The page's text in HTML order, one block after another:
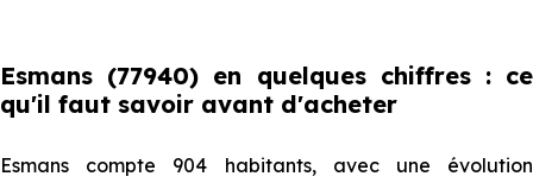
Esmans (77940) en quelques chiffres : ce
qu'il faut savoir avant d'acheter
Esmans compte 904 habitants, avec une évolution